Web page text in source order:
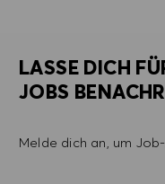
LASSE DICH
JOBS
Melde dich an, um